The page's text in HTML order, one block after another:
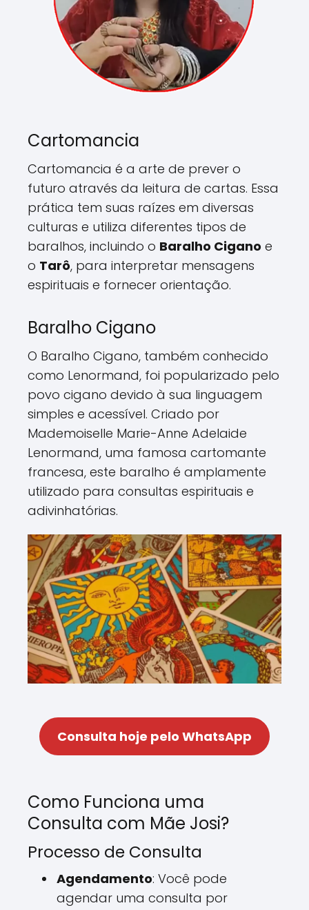
Cartomancia
Cartomancia é a arte de prever o
futuro através da leitura de cartas. Essa
prática tem suas raízes em diversas
culturas e utiliza diferentes tipos de
baralhos, incluindo o Baralho Cigano e
o Tarô, para interpretar mensagens
espirituais e fornecer orientação.
Baralho Cigano
O Baralho Cigano, também conhecido
como Lenormand, foi popularizado pelo
povo cigano devido à sua linguagem
simples e acessível. Criado por
Mademoiselle Marie-Anne Adelaide
Lenormand, uma famosa cartomante
francesa, este baralho é amplamente
utilizado para consultas espirituais e
adivinhatórias.
Consulta hoje pelo WhatsApp
Como Funciona uma
Consulta com Mãe Josi?
Processo de Consulta
Agendamento: Você pode
agendar uma consulta por